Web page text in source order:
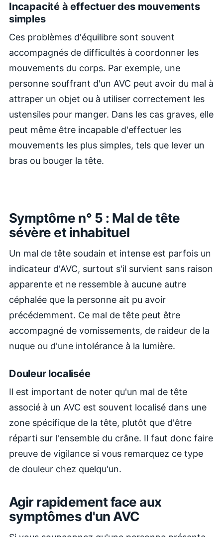
Incapacité à effectuer des mouvements
simples
Ces problèmes d'équilibre sont souvent
accompagnés de difficultés à coordonner les
mouvements du corps. Par exemple, une
personne souffrant d'un AVC peut avoir du mal à
attraper un objet ou à utiliser correctement les
ustensiles pour manger. Dans les cas graves, elle
peut même être incapable d'effectuer les
mouvements les plus simples, tels que lever un
bras ou bouger la tête.
Symptôme n° 5 : Mal de tête
sévère et inhabituel
Un mal de tête soudain et intense est parfois un
indicateur d'AVC, surtout s'il survient sans raison
apparente et ne ressemble à aucune autre
céphalée que la personne ait pu avoir
précédemment. Ce mal de tête peut être
accompagné de vomissements, de raideur de la
nuque ou d'une intolérance à la lumière.
Douleur localisée
Il est important de noter qu'un mal de tête
associé à un AVC est souvent localisé dans une
zone spécifique de la tête, plutôt que d'être
réparti sur l'ensemble du crâne. Il faut donc faire
preuve de vigilance si vous remarquez ce type
de douleur chez quelqu'un.
Agir rapidement face aux
symptômes d'un AVC